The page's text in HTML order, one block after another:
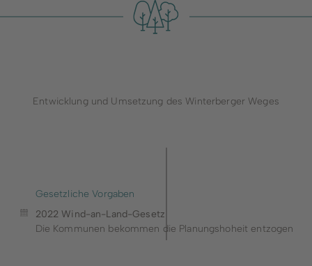
Entwicklung und Umsetzung des Winterberger Weges
Gesetzliche Vorgaben
2022 Wind-an-Land-Gesetz
Die Kommunen bekommen die Planungshoheit entzogen